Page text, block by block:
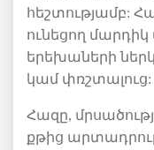
հեշտությամբ:
ունեցող մարդիկ
երեխաների
կամ փռշտալուց:
Հազը,
քթից